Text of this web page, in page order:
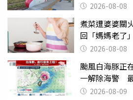
2026-08-08
煮菜遭婆婆關
回「媽媽老了
崩潰：我像台傭
2026-08-08
颱風白海豚正
一解除海警
2026-08-09